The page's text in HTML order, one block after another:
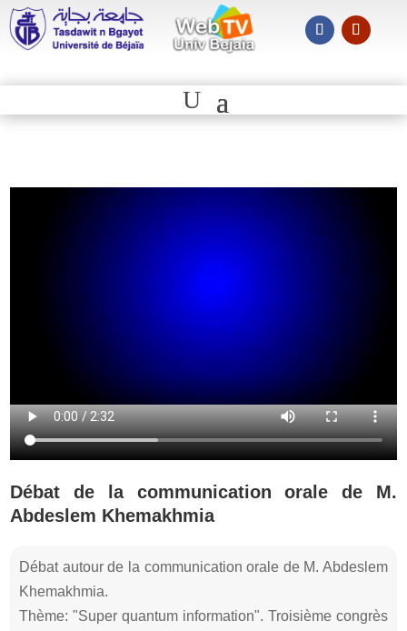
Débat de la communication orale de M.
Abdeslem Khemakhmia
Débat autour de la communication orale de M. Abdeslem
Khemakhmia.
Thème: "Super quantum information". Troisième congrès